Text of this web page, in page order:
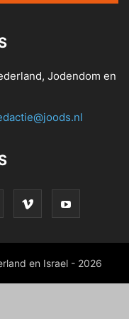
Jodendom en
en Israel - 2026